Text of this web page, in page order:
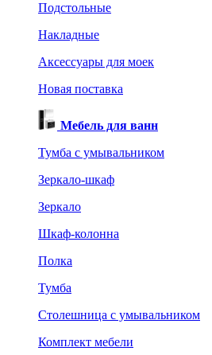
Подстольные
Накладные
Аксессуары для моек
Новая поставка
Мебель для ванн
Тумба с умывальником
Зеркало-шкаф
Зеркало
Шкаф-колонна
Полка
Тумба
Столешница с умывальником
Комплект мебели